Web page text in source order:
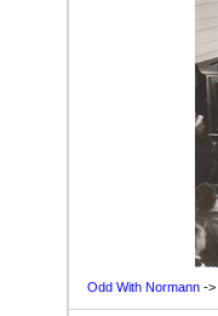
Odd With Normann ->